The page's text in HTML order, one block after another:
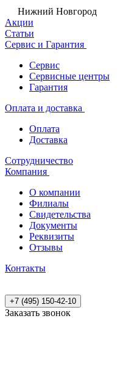
Нижний Новгород
Акции
Статьи
Сервис и Гарантия
Сервис
Сервисные центры
Гарантия
Оплата и доставка
Оплата
Доставка
Сотрудничество
Компания
О компании
Филиалы
Свидетельства
Документы
Реквизиты
Отзывы
Контакты
+7 (495) 150-42-10
Заказать звонок